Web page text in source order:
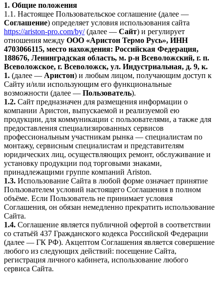
1. Общие положения
1.1. Настоящее Пользовательское соглашение (далее —
Соглашение) определяет условия использования сайта
https://ariston-pro.com/by/(далее — Сайт) и регулирует
отношения между ООО «Аристон Термо Русь», ИНН
4703066115, место нахождения: Российская Федерация,
188676, Ленинградская область, м. р-н Всеволожский, г. п.
Всеволожское, г. Всеволожск, ул. Индустриальная, д. 9, к.
1. (далее — Аристон) и любым лицом, получающим доступ к
Сайту и/или использующим его функциональные
возможности (далее — Пользователь).
1.2. Сайт предназначен для размещения информации о
компании Аристон, выпускаемой и реализуемой ею
продукции, для коммуникации с пользователями, а также для
предоставления специализированных сервисов
профессиональным участникам рынка — специалистам по
монтажу, сервисным специалистам и представителям
юридических лиц, осуществляющих ремонт, обслуживание и
установку продукции под торговыми знаками,
принадлежащими группе компаний Ariston.
1.3. Использование Сайта в любой форме означает принятие
Пользователем условий настоящего Соглашения в полном
объёме. Если Пользователь не принимает условия
Соглашения, он обязан немедленно прекратить использование
Сайта.
1.4. Соглашение является публичной офертой в соответствии
со статьёй 437 Гражданского кодекса Российской Федерации
(далее — ГК РФ). Акцептом Соглашения является совершение
любого из следующих действий: посещение Сайта,
регистрация личного кабинета, использование любого
сервиса Сайта.